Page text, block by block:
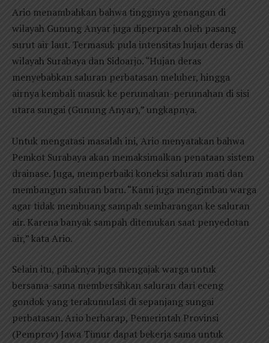
Ario menambahkan bahwa tingginya genangan di
wilayah Gunung Anyar juga diperparah oleh pasang
surut air laut. Termasuk pula intensitas hujan deras di
wilayah Surabaya dan Sidoarjo. “Hujan deras
menyebabkan saluran perbatasan meluber, hingga
airnya kembali masuk ke perumahan-perumahan di sisi
utara sungai (Gunung Anyar),” ungkapnya.
Untuk mengatasi masalah ini, Ario menyatakan bahwa
Pemkot Surabaya akan memaksimalkan penataan sistem
drainase. Juga, memperbaiki koneksi saluran mati dan
membangun saluran baru. “Kami juga mengimbau warga
agar tidak membuang sampah sembarangan ke saluran
air. Karena banyak sampah ditemukan saat penyedotan
air,” kata Ario.
Selain itu, pihaknya juga mengajak warga untuk
bersama-sama membersihkan saluran dari eceng
gondok yang terakumulasi di sepanjang sungai
perbatasan. Ario berharap, Pemerintah Provinsi
(Pemprov) Jawa Timur dapat bekerja sama untuk